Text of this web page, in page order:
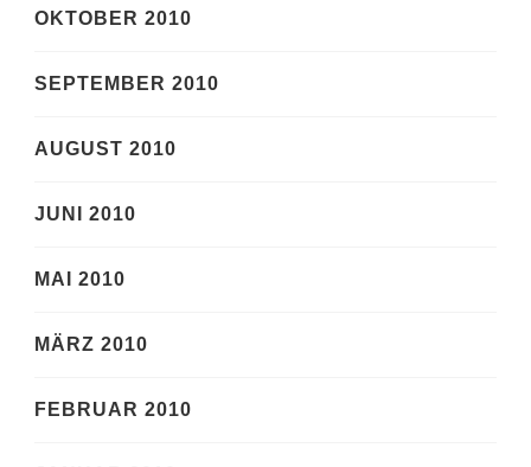
OKTOBER 2010
SEPTEMBER 2010
AUGUST 2010
JUNI 2010
MAI 2010
MÄRZ 2010
FEBRUAR 2010